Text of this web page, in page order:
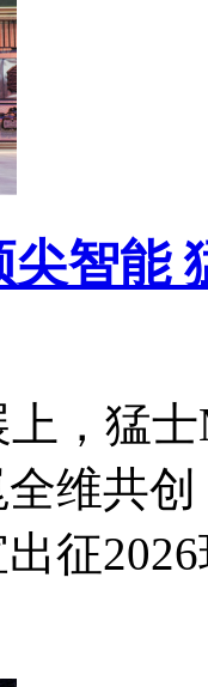
智能
，猛
维共
征